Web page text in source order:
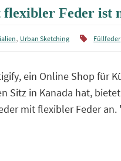
Feder ist
, Urban Sketching Füllfeder
ein Online Shop für
Sitz in Kanada hat,
mit flexibler Feder